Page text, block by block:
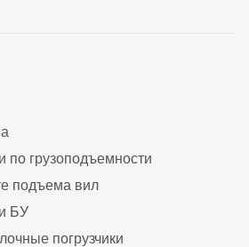
по грузоподъемности
подъема вил
БУ
погрузчики